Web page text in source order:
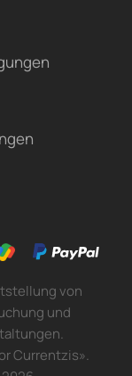
von
und
Currentzis».